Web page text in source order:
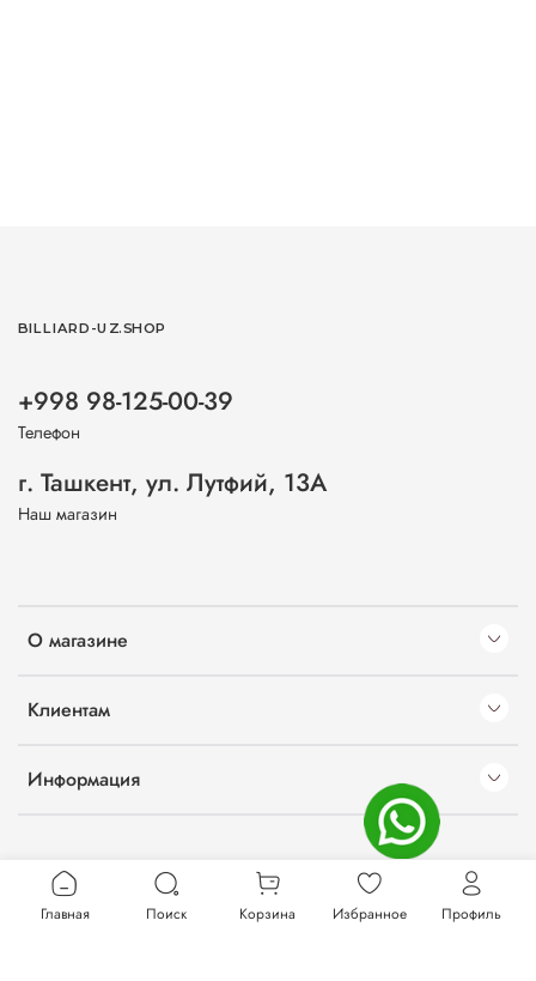
О магазине
Клиентам
Информация
BILLIARD-UZ.SHOP
+998 98-125-00-39
Телефон
г. Ташкент, ул. Лутфий, 13А
Наш магазин
Главная Поиск Корзина Избранное Профиль